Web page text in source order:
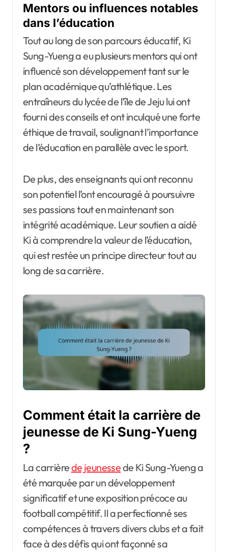
Mentors ou influences notables
dans l’éducation
Tout au long de son parcours éducatif, Ki
Sung-Yueng a eu plusieurs mentors qui ont
influencé son développement tant sur le
plan académique qu’athlétique. Les
entraîneurs du lycée de l’île de Jeju lui ont
fourni des conseils et ont inculqué une forte
éthique de travail, soulignant l’importance
de l’éducation en parallèle avec le sport.
De plus, des enseignants qui ont reconnu
son potentiel l’ont encouragé à poursuivre
ses passions tout en maintenant son
intégrité académique. Leur soutien a aidé
Ki à comprendre la valeur de l’éducation,
qui est restée un principe directeur tout au
long de sa carrière.
Comment était la carrière de
jeunesse de Ki Sung-Yueng
?
La carrièrede jeunessede Ki Sung-Yueng a
été marquée par un développement
significatif et une exposition précoce au
football compétitif. Il a perfectionné ses
compétences à travers divers clubs et a fait
face à des défis qui ont façonné sa